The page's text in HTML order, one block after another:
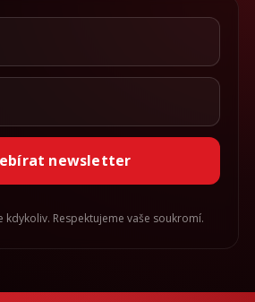
newsletter
kdykoliv. Respektujeme vaše soukromí.